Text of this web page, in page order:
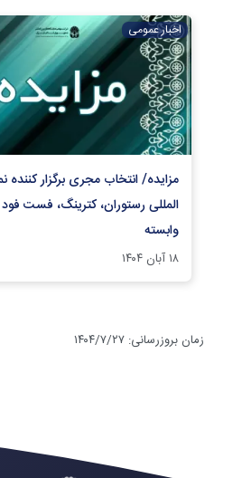
اخبار عمومی
مزایده/ ​انتخاب مجری برگزار کننده
المللی رستوران، کترینگ، فست
وابسته​
۱۸ آبان ۱۴۰۴
زمان بروزرسانی:۱۴۰۴/۷/۲۷